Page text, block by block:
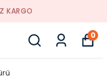
KARGO
0